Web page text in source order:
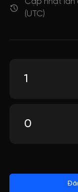
Cập nhật lần
(UTC)